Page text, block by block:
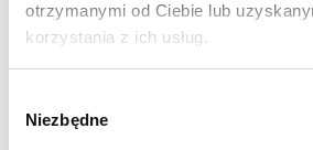
otrzymanymi od Ciebie lub
korzystania z ich usług.
zgody
Niezbędne